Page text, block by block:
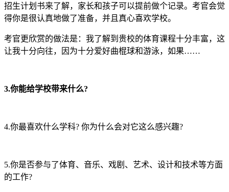
招生计划书来了解，家长和孩子可以提前做个记录。考官会觉
得你是很认真地做了准备，并且真心喜欢学校。
考官更欣赏的做法是：我了解到贵校的体育课程十分丰富，这
让我十分向往，因为十分爱好曲棍球和游泳，如果……
3.你能给学校带来什么?
4.你最喜欢什么学科? 你为什么会对它这么感兴趣?
5.你是否参与了体育、音乐、戏剧、艺术、设计和技术等方面
的工作?